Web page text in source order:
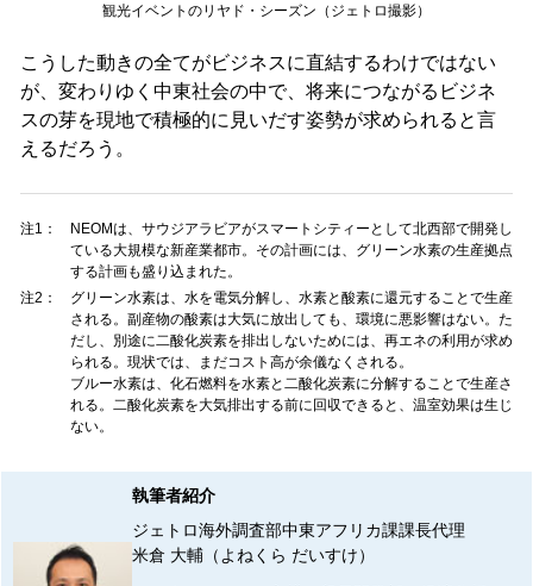
観光イベントのリヤド・シーズン（ジェトロ撮影）
こうした動きの全てがビジネスに直結するわけではない
が、変わりゆく中東社会の中で、将来につながるビジネ
スの芽を現地で積極的に見いだす姿勢が求められると言
えるだろう。
注1：
NEOMは、サウジアラビアがスマートシティーとして北西部で開発し
ている大規模な新産業都市。その計画には、グリーン水素の生産拠点
する計画も盛り込まれた。
注2：
グリーン水素は、水を電気分解し、水素と酸素に還元することで生産
される。副産物の酸素は大気に放出しても、環境に悪影響はない。た
だし、別途に二酸化炭素を排出しないためには、再エネの利用が求め
られる。現状では、まだコスト高が余儀なくされる。
ブルー水素は、化石燃料を水素と二酸化炭素に分解することで生産さ
れる。二酸化炭素を大気排出する前に回収できると、温室効果は生じ
ない。
執筆者紹介
ジェトロ海外調査部中東アフリカ課課長代理
米倉 大輔（よねくら だいすけ）